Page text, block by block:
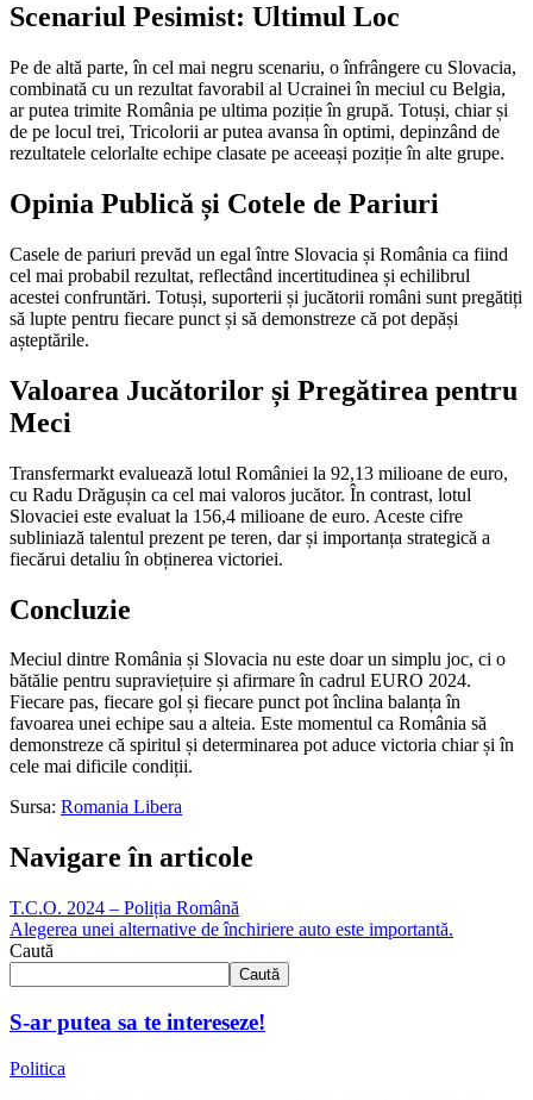
Scenariul Pesimist: Ultimul Loc
Pe de altă parte, în cel mai negru scenariu, o înfrângere cu Slovacia,
combinată cu un rezultat favorabil al Ucrainei în meciul cu Belgia,
ar putea trimite România pe ultima poziție în grupă. Totuși, chiar și
de pe locul trei, Tricolorii ar putea avansa în optimi, depinzând de
rezultatele celorlalte echipe clasate pe aceeași poziție în alte grupe.
Opinia Publică și Cotele de Pariuri
Casele de pariuri prevăd un egal între Slovacia și România ca fiind
cel mai probabil rezultat, reflectând incertitudinea și echilibrul
acestei confruntări. Totuși, suporterii și jucătorii români sunt pregătiți
să lupte pentru fiecare punct și să demonstreze că pot depăși
așteptările.
Valoarea Jucătorilor și Pregătirea pentru
Meci
Transfermarkt evaluează lotul României la 92,13 milioane de euro,
cu Radu Drăgușin ca cel mai valoros jucător. În contrast, lotul
Slovaciei este evaluat la 156,4 milioane de euro. Aceste cifre
subliniază talentul prezent pe teren, dar și importanța strategică a
fiecărui detaliu în obținerea victoriei.
Concluzie
Meciul dintre România și Slovacia nu este doar un simplu joc, ci o
bătălie pentru supraviețuire și afirmare în cadrul EURO 2024.
Fiecare pas, fiecare gol și fiecare punct pot înclina balanța în
favoarea unei echipe sau a alteia. Este momentul ca România să
demonstreze că spiritul și determinarea pot aduce victoria chiar și în
cele mai dificile condiții.
Sursa: Romania Libera
Navigare în articole
T.C.O. 2024 – Poliția Română
Alegerea unei alternative de închiriere auto este importantă.
Caută
Caută
S-ar putea sa te intereseze!
Politica